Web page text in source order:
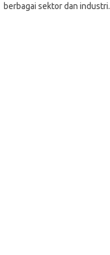
berbagai sektor dan industri.